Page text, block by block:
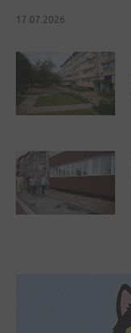
17.07.2026